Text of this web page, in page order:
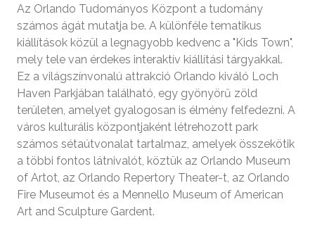
Az Orlando Tudományos Központ a tudomány
számos ágát mutatja be. A különféle tematikus
kiállítások közül a legnagyobb kedvenc a "Kids Town",
mely tele van érdekes interaktív kiállítási tárgyakkal.
Ez a világszínvonalú attrakció Orlando kiváló Loch
Haven Parkjában található, egy gyönyörű zöld
területen, amelyet gyalogosan is élmény felfedezni. A
város kulturális központjaként létrehozott park
számos sétaútvonalat tartalmaz, amelyek összekötik
a többi fontos látnivalót, köztük az Orlando Museum
of Artot, az Orlando Repertory Theater-t, az Orlando
Fire Museumot és a Mennello Museum of American
Art and Sculpture Gardent.